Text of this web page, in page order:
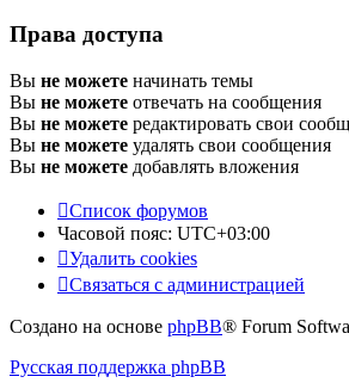
Права доступа
Вы не можете начинать темы
Вы не можете отвечать на сообщения
Вы не можете редактировать свои
Вы не можете удалять свои сообщения
Вы не можете добавлять вложения
Список форумов
Часовой пояс: UTC+03:00
Удалить cookies
Связаться с администрацией
Создано на основе phpBB® Forum
Русская поддержка phpBB